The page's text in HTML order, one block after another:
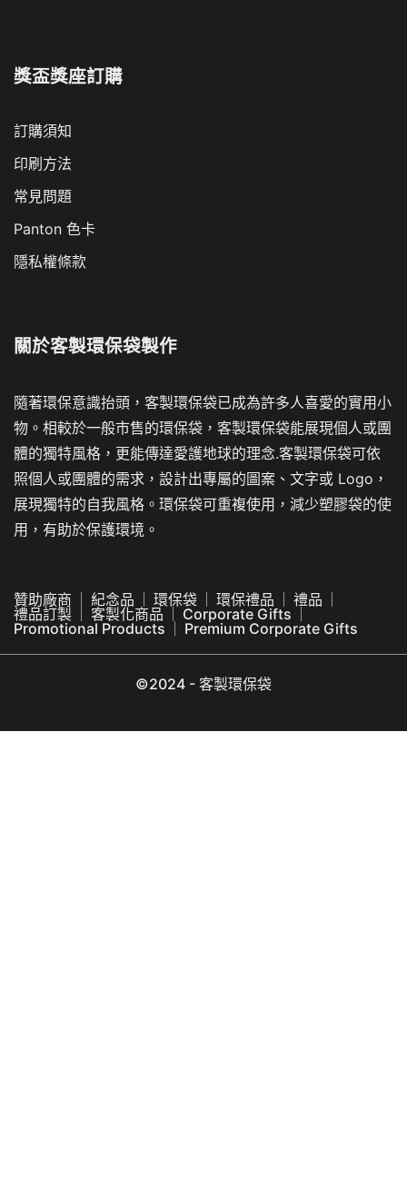
獎盃獎座訂購
訂購須知
印刷方法
常見問題
Panton 色卡
隱私權條款
關於客製環保袋製作
隨著環保意識抬頭，客製環保袋已成為許多人喜愛的實用小
物。相較於一般市售的環保袋，客製環保袋能展現個人或團
體的獨特風格，更能傳達愛護地球的理念.客製環保袋可依
照個人或團體的需求，設計出專屬的圖案、文字或 Logo，
展現獨特的自我風格。環保袋可重複使用，減少塑膠袋的使
用，有助於保護環境。
贊助廠商 紀念品 環保袋 環保禮品
禮品
禮品訂製
客製化商品
Corporate Gifts
Promotional Products
Premium Corporate Gifts
©2024 - 客製環保袋